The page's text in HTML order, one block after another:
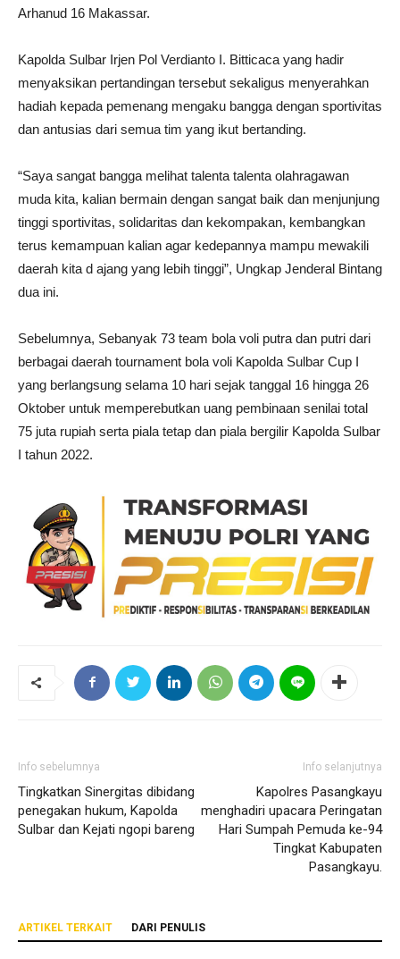
Arhanud 16 Makassar.
Kapolda Sulbar Irjen Pol Verdianto I. Bitticaca yang hadir
menyaksikan pertandingan tersebut sekaligus menyerahkan
hadiah kepada pemenang mengaku bangga dengan sportivitas
dan antusias dari semua tim yang ikut bertanding.
“Saya sangat bangga melihat talenta talenta olahragawan
muda kita, kalian bermain dengan sangat baik dan menjunjung
tinggi sportivitas, solidaritas dan kekompakan, kembangkan
terus kemampuan kalian agar kedepannya mampu mewakili
daerah kita d ajang yang lebih tinggi”, Ungkap Jenderal Bintang
dua ini.
Sebelumnya, Sebanyak 73 team bola voli putra dan putri dari
berbagai daerah tournament bola voli Kapolda Sulbar Cup I
yang berlangsung selama 10 hari sejak tanggal 16 hingga 26
Oktober untuk memperebutkan uang pembinaan senilai total
75 juta rupiah serta piala tetap dan piala bergilir Kapolda Sulbar
I tahun 2022.
Info sebelumnya
Tingkatkan Sinergitas dibidang
penegakan hukum, Kapolda
Sulbar dan Kejati ngopi bareng
Info selanjutnya
Kapolres Pasangkayu
menghadiri upacara Peringatan
Hari Sumpah Pemuda ke-94
Tingkat Kabupaten
Pasangkayu.
ARTIKEL TERKAIT DARI PENULIS